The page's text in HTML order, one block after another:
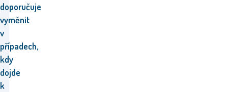
doporučuje
vyměnit
v
případech,
kdy
dojde
k